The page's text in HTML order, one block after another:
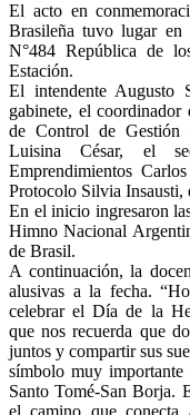
El acto en
Brasileña tuvo lugar en
N°484 República de
Estación.
El intendente Augusto
gabinete, el coordinador
de Control de Gestión
Luisina César, el
Emprendimientos
Protocolo Silvia Insausti,
En el inicio ingresaron
Himno Nacional
de Brasil.
A continuación, la
alusivas a la fecha.
celebrar el Día de la
que nos recuerda que
juntos y compartir sus
símbolo muy
Santo Tomé-San Borja.
el camino que conecta